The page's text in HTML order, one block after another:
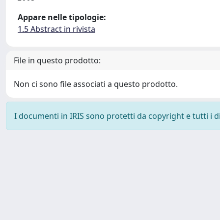
Appare nelle tipologie:
1.5 Abstract in rivista
File in questo prodotto:
Non ci sono file associati a questo prodotto.
I documenti in IRIS sono protetti da copyright e tutti i